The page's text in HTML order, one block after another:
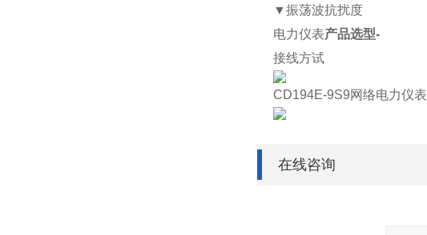
▼振荡波抗扰度
电力仪表产品选型-
接线方试
CD194E-9S9网络电力仪表
在线咨询